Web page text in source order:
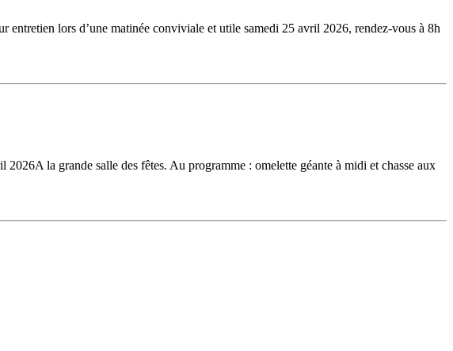
lors d’une matinée conviviale et utile samedi 25 avril 2026, rendez-vous à 8h
la grande salle des fêtes. Au programme : omelette géante à midi et chasse aux